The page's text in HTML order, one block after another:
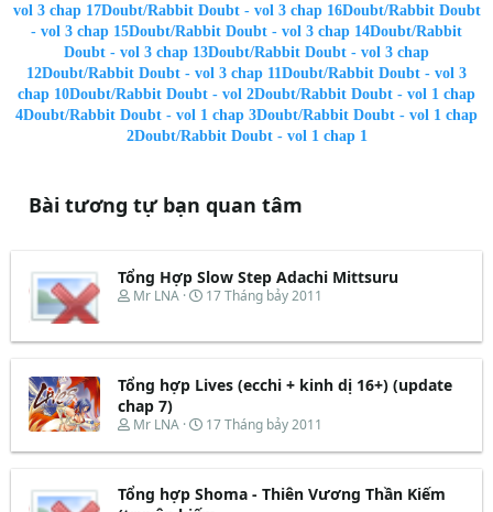
vol 3 chap 17Doubt/Rabbit Doubt - vol 3 chap 16Doubt/Rabbit Doubt
- vol 3 chap 15Doubt/Rabbit Doubt - vol 3 chap 14Doubt/Rabbit
Doubt - vol 3 chap 13Doubt/Rabbit Doubt - vol 3 chap
12Doubt/Rabbit Doubt - vol 3 chap 11Doubt/Rabbit Doubt - vol 3
chap 10Doubt/Rabbit Doubt - vol 2Doubt/Rabbit Doubt - vol 1 chap
4Doubt/Rabbit Doubt - vol 1 chap 3Doubt/Rabbit Doubt - vol 1 chap
2Doubt/Rabbit Doubt - vol 1 chap 1
Bài tương tự bạn quan tâm
Tổng Hợp Slow Step Adachi Mittsuru
T
e
d
s
t
a
r
e
r
Mr LNA
N
y
ắ
đ
ầ
u
17 Tháng bảy 2011
Tổng hợp Lives (ecchi + kinh dị 16+) (update
chap 7)
T
r
a
Mr LNA
N
à
b
17 Tháng bảy 2011
Tổng hợp Shoma - Thiên Vương Thần Kiếm